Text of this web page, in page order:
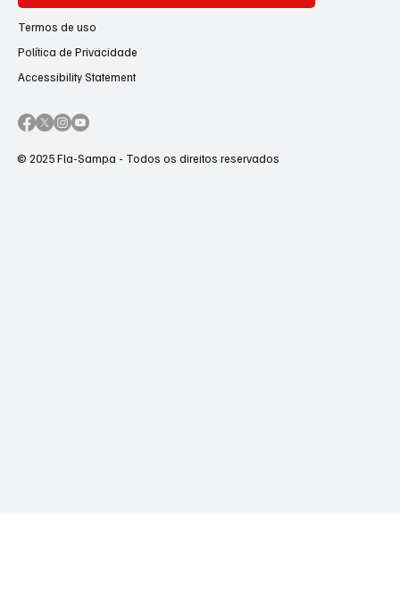
Termos de uso
Política de Privacidade
Accessibility Statement
© 2025 Fla-Sampa - Todos os direitos reservados